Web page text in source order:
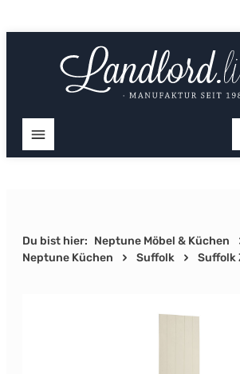
Du bist hier: Neptune Möbel & Küchen
Neptune Küchen
Suffolk Suffolk